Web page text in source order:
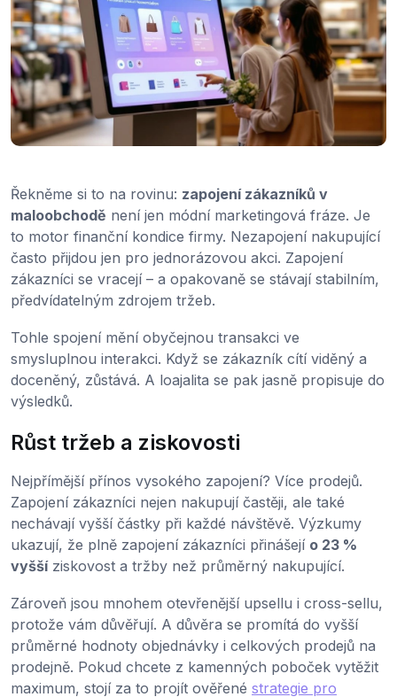
Řekněme si to na rovinu: zapojení zákazníků v
maloobchodě není jen módní marketingová fráze. Je
to motor finanční kondice firmy. Nezapojení nakupující
často přijdou jen pro jednorázovou akci. Zapojení
zákazníci se vracejí – a opakovaně se stávají stabilním,
předvídatelným zdrojem tržeb.
Tohle spojení mění obyčejnou transakci ve
smysluplnou interakci. Když se zákazník cítí viděný a
doceněný, zůstává. A loajalita se pak jasně propisuje do
výsledků.
Růst tržeb a ziskovosti
Nejpřímější přínos vysokého zapojení? Více prodejů.
Zapojení zákazníci nejen nakupují častěji, ale také
nechávají vyšší částky při každé návštěvě. Výzkumy
ukazují, že plně zapojení zákazníci přinášejí o 23 %
vyššíziskovost a tržby než průměrný nakupující.
Zároveň jsou mnohem otevřenější upsellu i cross-sellu,
protože vám důvěřují. A důvěra se promítá do vyšší
průměrné hodnoty objednávky i celkových prodejů na
prodejně. Pokud chcete z kamenných poboček vytěžit
maximum, stojí za to projít ověřené strategie pro